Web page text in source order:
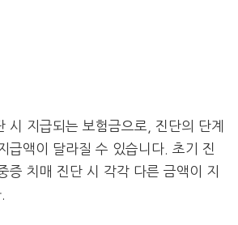
시 지급되는 보험금으로, 진단의 단계
급액이 달라질 수 있습니다. 초기 진
증 치매 진단 시 각각 다른 금액이 지